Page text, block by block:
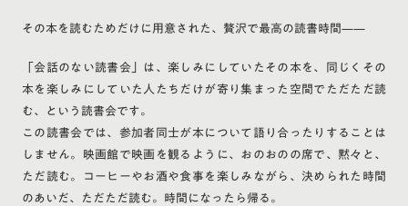
その本を読むためだけに用意された、贅沢で最高の読書時間——
「会話のない読書会」は、楽しみにしていたその本を、同じくその
本を楽しみにしていた人たちだけが寄り集まった空間でただただ読
む、という読書会です。
この読書会では、参加者同士が本について語り合ったりすることは
しません。映画館で映画を観るように、おのおのの席で、黙々と、
ただ読む。コーヒーやお酒や食事を楽しみながら、決められた時間
のあいだ、ただただ読む。時間になったら帰る。